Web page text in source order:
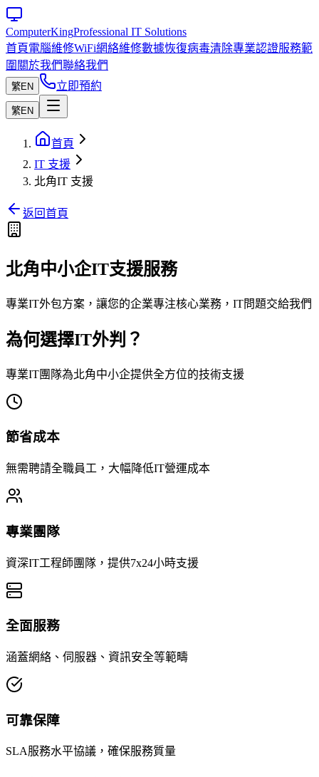
ComputerKingProfessional IT Solutions
首頁電腦維修WiFi網絡維修數據恢復病毒清除專業認證服務範
圍 關於我們聯絡我們
繁EN 立即預約
繁EN
首頁
IT 支援
北角IT 支援
返回首頁
北角中小企IT支援服務
專業IT外包方案，讓您的企業專注核心業務，IT問題交給我們
為何選擇IT外判？
專業IT團隊為北角中小企提供全方位的技術支援
節省成本
無需聘請全職員工，大幅降低IT營運成本
專業團隊
資深IT工程師團隊，提供7x24小時支援
全面服務
涵蓋網絡、伺服器、資訊安全等範疇
可靠保障
SLA服務水平協議，確保服務質量